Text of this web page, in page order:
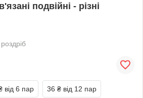
подвійні - різні
від 6 пар 36 ₴ від 12 пар